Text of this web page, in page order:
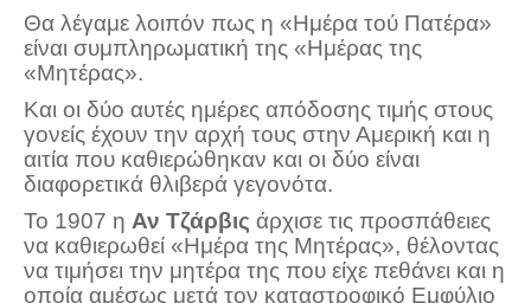
Θα λέγαμε λοιπόν πως η «Ημέρα τού Πατέρα»
είναι συμπληρωματική της «Ημέρας της
«Μητέρας».
Και οι δύο αυτές ημέρες απόδοσης τιμής στους
γονείς έχουν την αρχή τους στην Αμερική και η
αιτία που καθιερώθηκαν και οι δύο είναι
διαφορετικά θλιβερά γεγονότα.
Το 1907 η Αν Τζάρβις άρχισε τις προσπάθειες
να καθιερωθεί «Ημέρα της Μητέρας», θέλοντας
να τιμήσει την μητέρα της που είχε πεθάνει και η
οποία αμέσως μετά τον καταστροφικό Εμφύλιο